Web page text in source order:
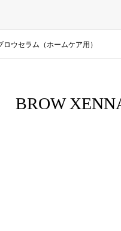
ウセラム（ホームケア用）
BROW